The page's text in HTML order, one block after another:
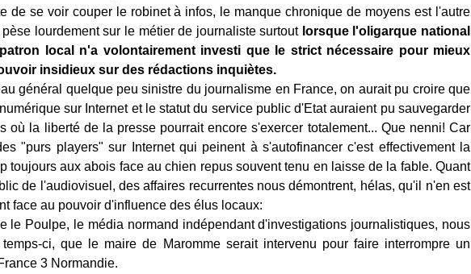
de se voir couper le robinet à infos, le manque chronique de moyens est l'autre
lourdement sur le métier de journaliste surtout lorsque l'oligarque national
local n'a volontairement investi que le strict nécessaire pour mieux
insidieux sur des rédactions inquiètes.
général quelque peu sinistre du journalisme en France, on aurait pu croire que
sur Internet et le statut du service public d'Etat auraient pu sauvegarder
où la liberté de la presse pourrait encore s'exercer totalement... Que nenni! Car
"purs players" sur Internet qui peinent à s'autofinancer c'est effectivement la
toujours aux abois face au chien repus souvent tenu en laisse de la fable. Quant
de l'audiovisuel, des affaires recurrentes nous démontrent, hélas, qu'il n'en est
face au pouvoir d'influence des élus locaux:
le Poulpe, le média normand indépendant d'investigations journalistiques, nous
ci, que le maire de Maromme serait intervenu pour faire interrompre un
3 Normandie.